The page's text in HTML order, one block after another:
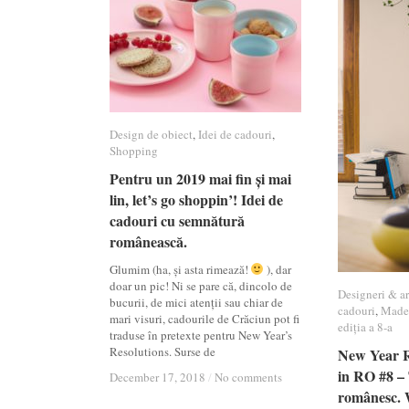
Design de obiect, Idei de cadouri,
Shopping
Pentru un 2019 mai fin și mai
lin, let’s go shoppin’! Idei de
cadouri cu semnătură
românească.
Glumim (ha, și asta rimează!
), dar
doar un pic! Ni se pare că, dincolo de
bucurii, de mici atenții sau chiar de
mari visuri, cadourile de Crăciun pot fi
traduse în pretexte pentru New Year’s
Resolutions. Surse de
December 17, 2018 / No comments
Design de obiect Idei de cadouri
Shopping
Pentru un 2019 mai fin și mai
lin, let’s go shoppin’! Idei de
cadouri cu semnătură
românească.
December 17, 2018 / No comments
Designeri &
cadouri,
ediția a 8-a
New Year
in RO #8 –
românesc.
Designeri &
cadouri
ediția a 8-a
New Year
in RO #8 –
românesc.